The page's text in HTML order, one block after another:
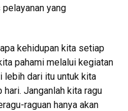
yang
kehidupan kita setiap
pahami melalui kegiatan
lebih dari itu untuk kita
Janganlah kita ragu
raguan hanya akan